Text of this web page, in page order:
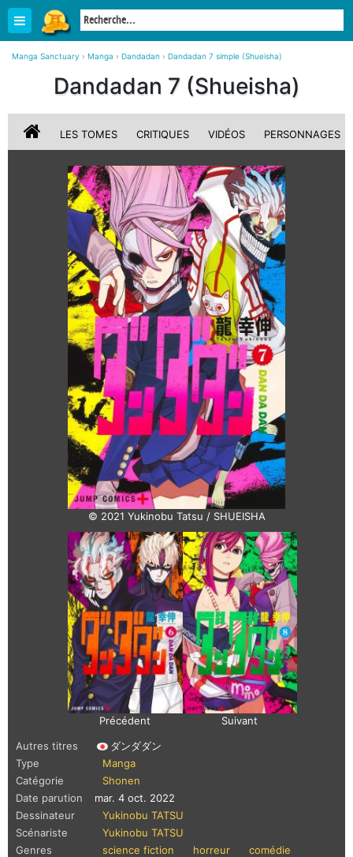
Manga Sanctuary › Manga › Dandadan › Dandadan 7 simple (Shueisha)
Dandadan 7 (Shueisha)
LES TOMES CRITIQUES VIDÉOS PERSONNAGES
© 2021 Yukinobu Tatsu / SHUEISHA
Précédent
Suivant
Autres titres
ダンダダン
Type
Manga
Catégorie
Shonen
Date parution
mar. 4 oct. 2022
Dessinateur
Yukinobu TATSU
Scénariste
Yukinobu TATSU
Genres
science fiction horreur
comédie